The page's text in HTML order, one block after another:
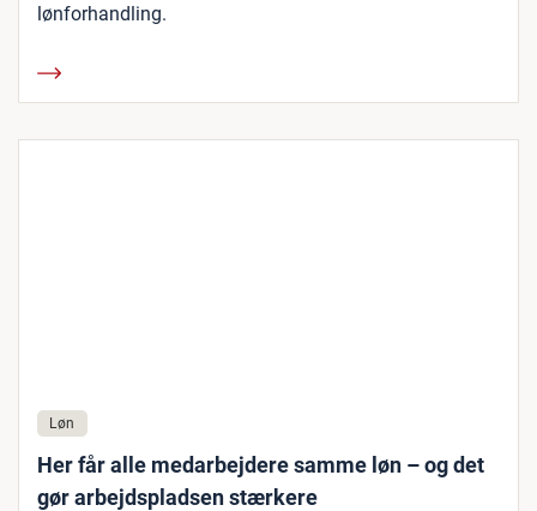
lønforhandling.
Løn
Her får alle medarbejdere samme løn – og det
gør arbejdspladsen stærkere